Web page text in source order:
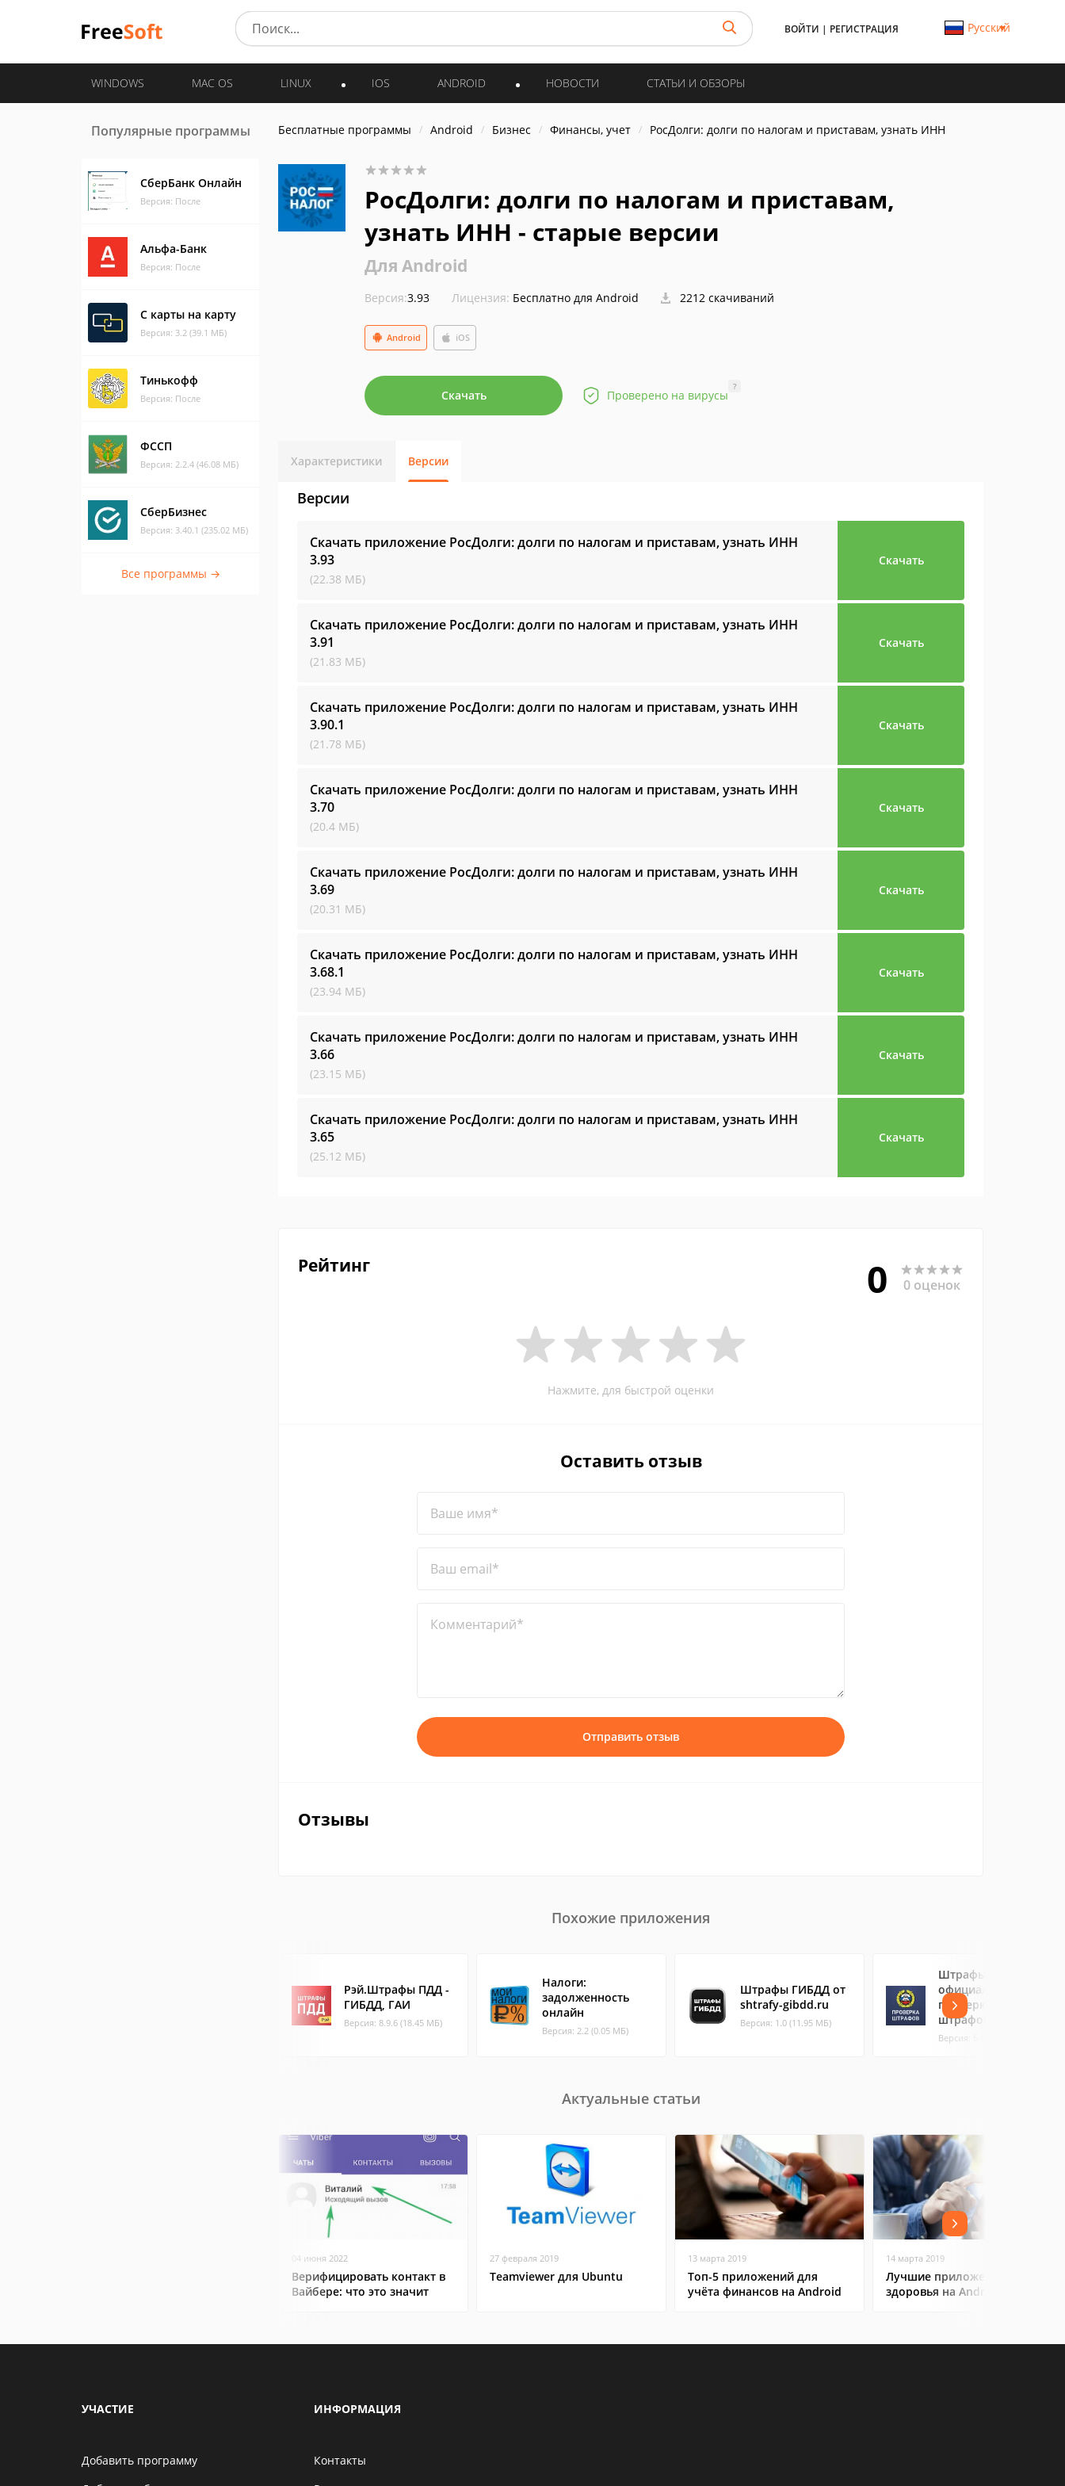
ВОЙТИ | РЕГИСТРАЦИЯ Русский
WINDOWS MAC OS LINUX IOS ANDROID НОВОСТИ СТАТЬИ И ОБЗОРЫ
Популярные программы
СберБанк Онлайн
Версия: После
Альфа-Банк
Версия: После
С карты на карту
Версия: 3.2 (39.1 МБ)
Тинькофф
Версия: После
ФССП
Версия: 2.2.4 (46.08 МБ)
СберБизнес
Версия: 3.40.1 (235.02 МБ)
Все программы →
Бесплатные программы Android Бизнес Финансы, учет РосДолги: долги по налогам и приставам, узнать ИНН
РосДолги: долги по налогам и приставам,
узнать ИНН - старые версии
Для Android
Версия:3.93 Лицензия: Бесплатно для Android 2212 скачиваний
Android iOS
Скачать Проверено на вирусы
?
Характеристики Версии
Версии
Скачать приложение РосДолги: долги по налогам и приставам, узнать ИНН
3.93
(22.38 МБ)
Скачать
Скачать приложение РосДолги: долги по налогам и приставам, узнать ИНН
3.91
(21.83 МБ)
Скачать
Скачать приложение РосДолги: долги по налогам и приставам, узнать ИНН
3.90.1
(21.78 МБ)
Скачать
Скачать приложение РосДолги: долги по налогам и приставам, узнать ИНН
3.70
(20.4 МБ)
Скачать
Скачать приложение РосДолги: долги по налогам и приставам, узнать ИНН
3.69
(20.31 МБ)
Скачать
Скачать приложение РосДолги: долги по налогам и приставам, узнать ИНН
3.68.1
(23.94 МБ)
Скачать
Скачать приложение РосДолги: долги по налогам и приставам, узнать ИНН
3.66
(23.15 МБ)
Скачать
Скачать приложение РосДолги: долги по налогам и приставам, узнать ИНН
3.65
(25.12 МБ)
Скачать
Рейтинг 0 0 оценок
Нажмите, для быстрой оценки
Оставить отзыв
Ваше имя*
Ваш email*
Комментарий*
Отправить отзыв
Отзывы
Похожие приложения
Рэй.Штрафы ПДД -
ГИБДД, ГАИ
Версия: 8.9.6 (18.45 МБ)
Налоги:
задолженность
онлайн
Версия: 2.2 (0.05 МБ)
Штрафы ГИБДД от
shtrafy-gibdd.ru
Версия: 1.0 (11.95 МБ)
Штрафы ГИБДД
официальные:
проверка, оплата
штрафов
Версия: 6.8 (17.38 МБ)
Актуальные статьи
04 июня 2022
Верифицировать контакт в
Вайбере: что это значит
27 февраля 2019
Teamviewer для Ubuntu
13 марта 2019
Топ-5 приложений для
учёта финансов на Android
14 марта 2019
Лучшие приложения для
здоровья на Android
УЧАСТИЕ
Добавить программу
ИНФОРМАЦИЯ
Контакты